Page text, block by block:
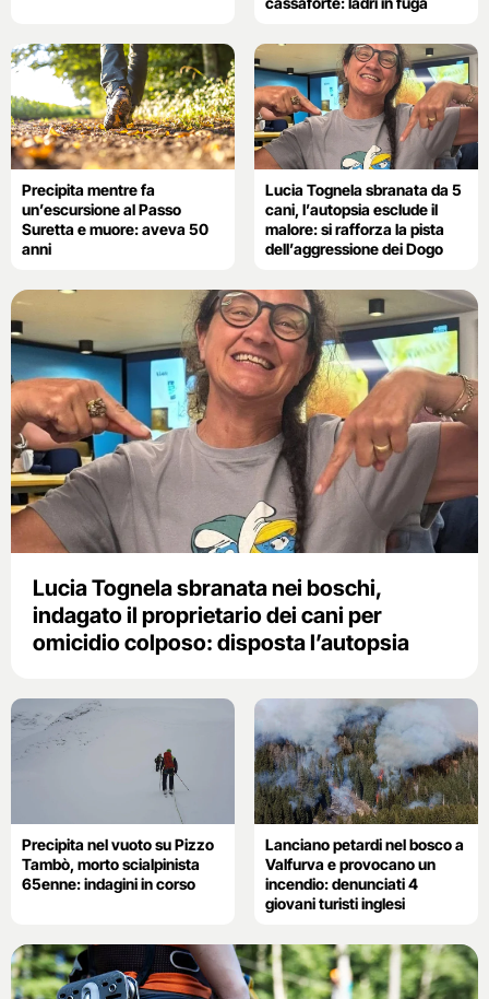
Precipita mentre fa
un’escursione al Passo
Suretta e muore: aveva 50
anni
Lucia Tognela sbranata da 5
cani, l’autopsia esclude il
malore: si rafforza la pista
dell’aggressione dei Dogo
Lucia Tognela sbranata nei boschi,
indagato il proprietario dei cani per
omicidio colposo: disposta l’autopsia
Precipita nel vuoto su Pizzo
Tambò, morto scialpinista
65enne: indagini in corso
Lanciano petardi nel bosco a
Valfurva e provocano un
incendio: denunciati 4
giovani turisti inglesi